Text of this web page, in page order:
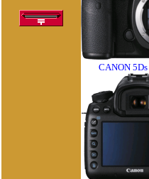
CANON 5Ds